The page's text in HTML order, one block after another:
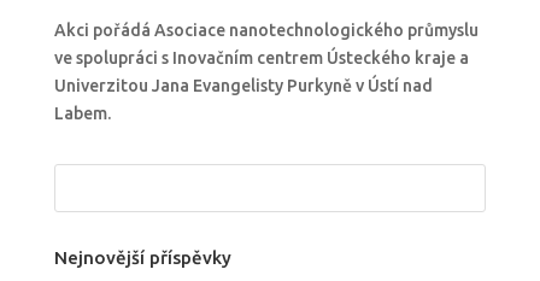
Akci pořádá Asociace nanotechnologického průmyslu
ve spolupráci s Inovačním centrem Ústeckého kraje a
Univerzitou Jana Evangelisty Purkyně v Ústí nad
Labem.
Nejnovější příspěvky